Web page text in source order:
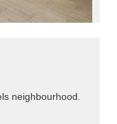
neighbourhood.